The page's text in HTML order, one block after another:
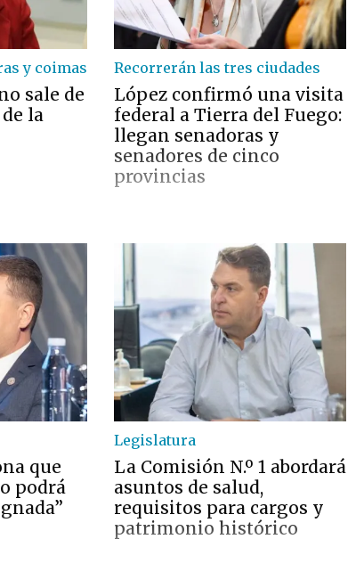
y coimas
sale de
la
Recorrerán las tres ciudades
López confirmó una visita
federal a Tierra del Fuego:
llegan senadoras y
senadores de cinco
provincias
que
podrá
Legislatura
La Comisión N.º 1 abordará
asuntos de salud,
requisitos para cargos y
patrimonio histórico